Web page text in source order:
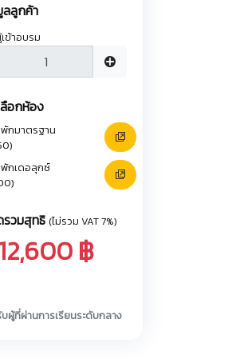
ลูกค้า
ข้าอบรม
อกห้อง
กมาตรฐาน
กเดอลุกซ์
วมสุทธิ (ไม่รวม VAT 7%)
12,600 ฿
ผู้ที่ผ่านการเรียนระดับกลาง